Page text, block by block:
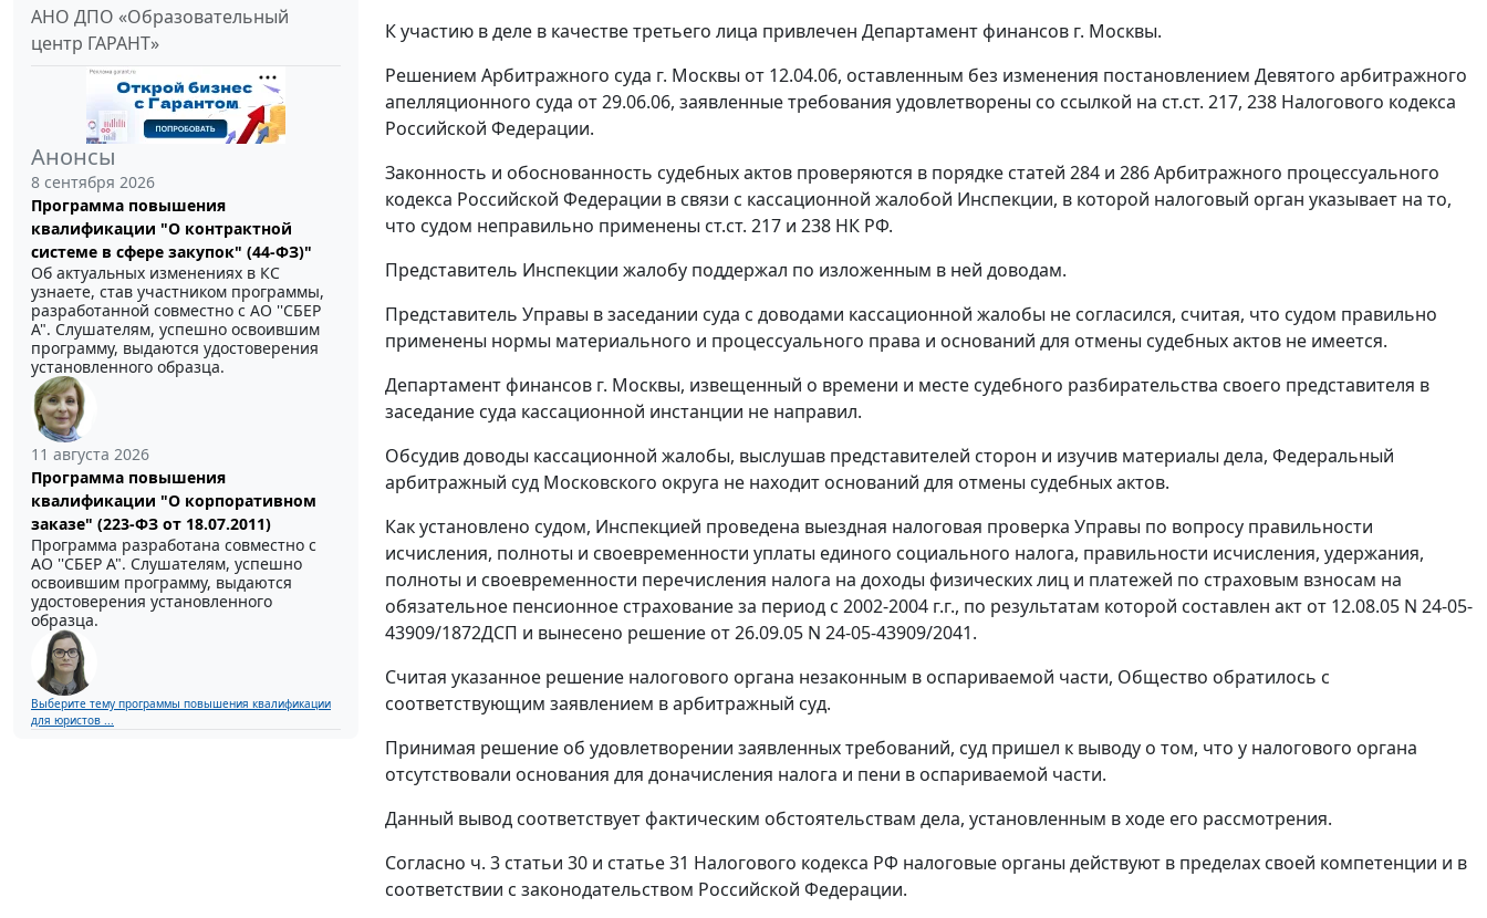
АНО ДПО «Образовательный
центр ГАРАНТ»
Анонсы
8 сентября 2026
Программа повышения
квалификации "О контрактной
системе в сфере закупок" (44-ФЗ)"
Об актуальных изменениях в КС
узнаете, став участником программы,
разработанной совместно с АО ''СБЕР
А". Слушателям, успешно освоившим
программу, выдаются удостоверения
установленного образца.
11 августа 2026
Программа повышения
квалификации "О корпоративном
заказе" (223-ФЗ от 18.07.2011)
Программа разработана совместно с
АО ''СБЕР А". Слушателям, успешно
освоившим программу, выдаются
удостоверения установленного
образца.
Выберите тему программы повышения квалификации
для юристов ...
К участию в деле в качестве третьего лица привлечен Департамент финансов г. Москвы.
Решением Арбитражного суда г. Москвы от 12.04.06, оставленным без изменения постановлением Девятого арбитражного
апелляционного суда от 29.06.06, заявленные требования удовлетворены со ссылкой на ст.ст. 217, 238 Налогового кодекса
Российской Федерации.
Законность и обоснованность судебных актов проверяются в порядке статей 284 и 286Арбитражного процессуального
кодекса Российской Федерации в связи с кассационной жалобой Инспекции, в которой налоговый орган указывает на то,
что судом неправильно применены ст.ст. 217 и 238 НК РФ.
Представитель Инспекции жалобу поддержал по изложенным в ней доводам.
Представитель Управы в заседании суда с доводами кассационной жалобы не согласился, считая, что судом правильно
применены нормы материального и процессуального права и оснований для отмены судебных актов не имеется.
Департамент финансов г. Москвы, извещенный о времени и месте судебного разбирательства своего представителя в
заседание суда кассационной инстанции не направил.
Обсудив доводы кассационной жалобы, выслушав представителей сторон и изучив материалы дела, Федеральный
арбитражный суд Московского округа не находит оснований для отмены судебных актов.
Как установлено судом, Инспекцией проведена выездная налоговая проверка Управы по вопросу правильности
исчисления, полноты и своевременности уплаты единого социального налога, правильности исчисления, удержания,
полноты и своевременности перечисления налога на доходы физических лиц и платежей по страховым взносам на
обязательное пенсионное страхование за период с 2002-2004 г.г., по результатам которой составлен акт от 12.08.05 N 24-05-
43909/1872ДСП и вынесено решение от 26.09.05 N 24-05-43909/2041.
Считая указанное решение налогового органа незаконным в оспариваемой части, Общество обратилось с
соответствующим заявлением в арбитражный суд.
Принимая решение об удовлетворении заявленных требований, суд пришел к выводу о том, что у налогового органа
отсутствовали основания для доначисления налога и пени в оспариваемой части.
Данный вывод соответствует фактическим обстоятельствам дела, установленным в ходе его рассмотрения.
Согласно ч. 3 статьи 30 и статье 31 Налогового кодекса РФ налоговые органы действуют в пределах своей компетенции и в
соответствии с законодательством Российской Федерации.